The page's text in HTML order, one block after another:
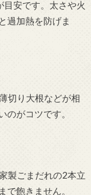
安です。太さや火
過加熱を防げま
切り大根などが相
のがコツです。
製ごまだれの2本立
で飽きません。